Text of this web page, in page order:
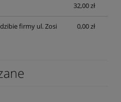
32,00 zł
firmy ul. Zosi
0,00 zł